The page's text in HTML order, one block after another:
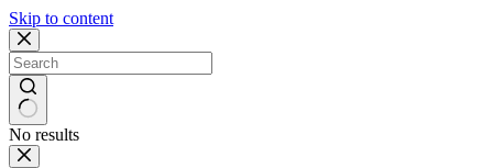
Skip to content
No results